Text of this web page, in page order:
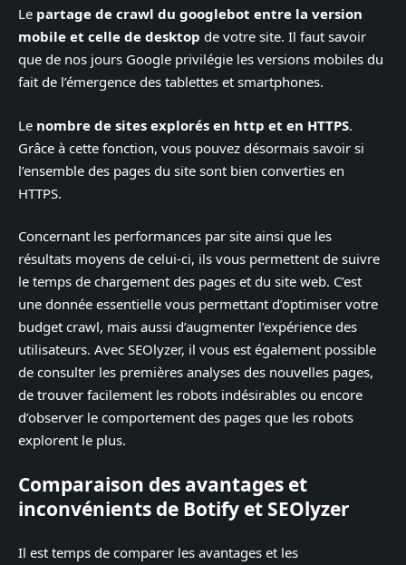
Le partage de crawl du googlebot entre la version
mobile et celle de desktop de votre site. Il faut savoir
que de nos jours Google privilégie les versions mobiles du
fait de l’émergence des tablettes et smartphones.
Le nombre de sites explorés en http et en HTTPS.
Grâce à cette fonction, vous pouvez désormais savoir si
l’ensemble des pages du site sont bien converties en
HTTPS.
Concernant les performances par site ainsi que les
résultats moyens de celui-ci, ils vous permettent de suivre
le temps de chargement des pages et du site web. C’est
une donnée essentielle vous permettant d’optimiser votre
budget crawl, mais aussi d’augmenter l’expérience des
utilisateurs. Avec SEOlyzer, il vous est également possible
de consulter les premières analyses des nouvelles pages,
de trouver facilement les robots indésirables ou encore
d’observer le comportement des pages que les robots
explorent le plus.
Comparaison des avantages et
inconvénients de Botify et SEOlyzer
Il est temps de comparer les avantages et les